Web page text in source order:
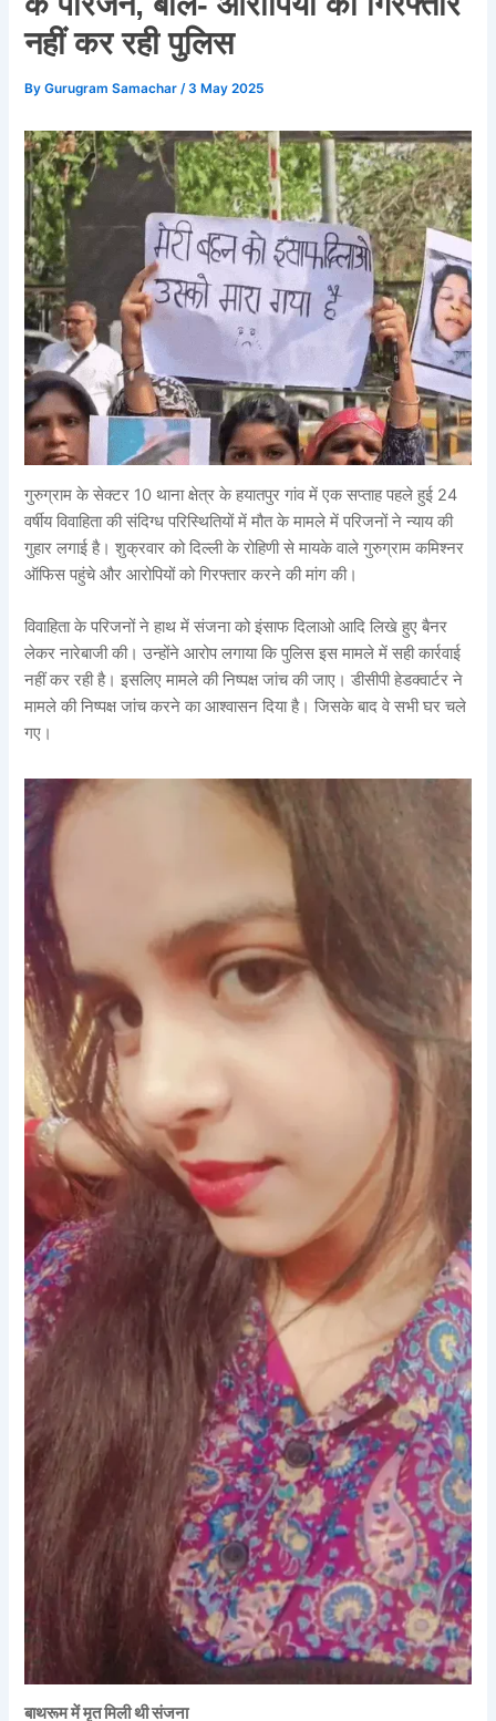
नहीं कर रही पुलिस
ByGurugram Samachar /3 May 2025
गुरुग्राम के सेक्टर 10 थाना क्षेत्र के हयातपुर गांव में एक सप्ताह पहले हुई 24
वर्षीय विवाहिता की संदिग्ध परिस्थितियों में मौत के मामले में परिजनों ने न्याय की
गुहार लगाई है। शुक्रवार को दिल्ली के रोहिणी से मायके वाले गुरुग्राम कमिश्नर
ऑफिस पहुंचे और आरोपियों को गिरफ्तार करने की मांग की।
विवाहिता के परिजनों ने हाथ में संजना को इंसाफ दिलाओ आदि लिखे हुए बैनर
लेकर नारेबाजी की। उन्होंने आरोप लगाया कि पुलिस इस मामले में सही कार्रवाई
नहीं कर रही है। इसलिए मामले की निष्पक्ष जांच की जाए। डीसीपी हेडक्वार्टर ने
मामले की निष्पक्ष जांच करने का आश्वासन दिया है। जिसके बाद वे सभी घर चले
गए।
बाथरूम में मृत मिली थी संजना